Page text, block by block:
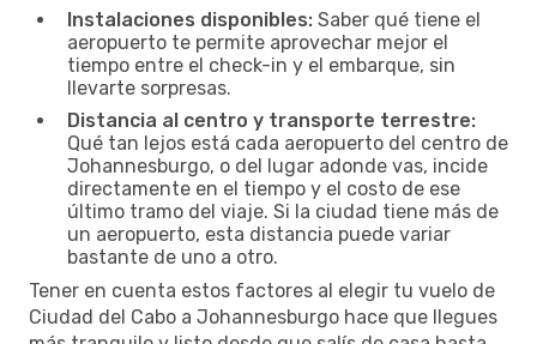
Instalaciones disponibles: Saber qué tiene el
aeropuerto te permite aprovechar mejor el
tiempo entre el check-in y el embarque, sin
llevarte sorpresas.
Distancia al centro y transporte terrestre:
Qué tan lejos está cada aeropuerto del centro de
Johannesburgo, o del lugar adonde vas, incide
directamente en el tiempo y el costo de ese
último tramo del viaje. Si la ciudad tiene más de
un aeropuerto, esta distancia puede variar
bastante de uno a otro.
Tener en cuenta estos factores al elegir tu vuelo de
Ciudad del Cabo a Johannesburgo hace que llegues